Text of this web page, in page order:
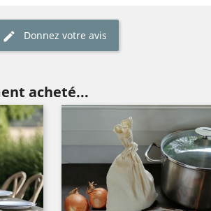
Donnez votre avis
acheté...